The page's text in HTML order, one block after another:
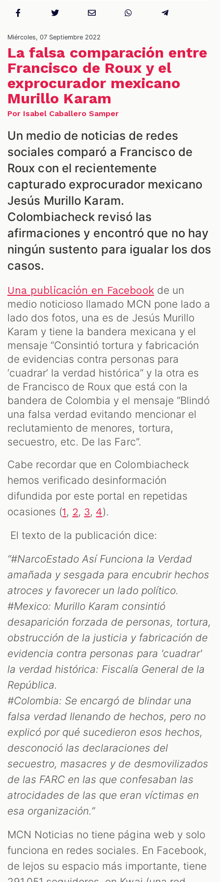
Miércoles, 07 Septiembre 2022
La falsa comparación entre
Francisco de Roux y el
exprocurador mexicano
Murillo Karam
Por Isabel Caballero Samper
Un medio de noticias de redes
sociales comparó a Francisco de
Roux con el recientemente
capturado exprocurador mexicano
Jesús Murillo Karam.
Colombiacheck revisó las
afirmaciones y encontró que no hay
ningún sustento para igualar los dos
casos.
Una publicación en Facebook de un
medio noticioso llamado MCN pone lado a
lado dos fotos, una es de Jesús Murillo
Karam y tiene la bandera mexicana y el
mensaje “Consintió tortura y fabricación
de evidencias contra personas para
‘cuadrar’ la verdad histórica” y la otra es
de Francisco de Roux que está con la
bandera de Colombia y el mensaje “Blindó
una falsa verdad evitando mencionar el
reclutamiento de menores, tortura,
secuestro, etc. De las Farc”.
Cabe recordar que en Colombiacheck
hemos verificado desinformación
difundida por este portal en repetidas
ocasiones (1, 2, 3, 4).
El texto de la publicación dice:
“#NarcoEstado Así Funciona la Verdad
amañada y sesgada para encubrir hechos
atroces y favorecer un lado político.
#Mexico: Murillo Karam consintió
desaparición forzada de personas, tortura,
obstrucción de la justicia y fabricación de
evidencia contra personas para 'cuadrar'
la verdad histórica: Fiscalía General de la
República.
#Colombia: Se encargó de blindar una
falsa verdad llenando de hechos, pero no
explicó por qué sucedieron esos hechos,
desconoció las declaraciones del
secuestro, masacres y de desmovilizados
de las FARC en las que confesaban las
atrocidades de las que eran víctimas en
esa organización.”
MCN Noticias no tiene página web y solo
funciona en redes sociales. En Facebook,
de lejos su espacio más importante, tiene